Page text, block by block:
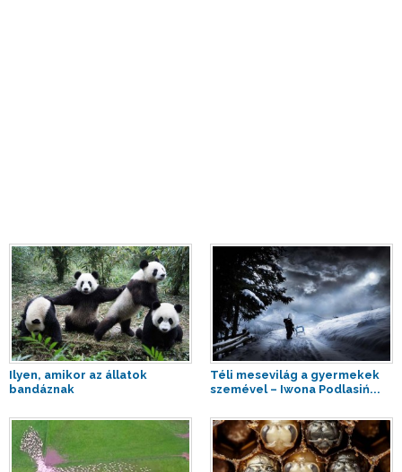
Ilyen, amikor az állatok
bandáznak
Téli mesevilág a gyermekek
szemével – Iwona Podlasiń...